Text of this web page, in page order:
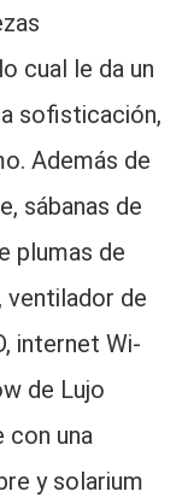
cual le da un
sofisticación,
Además de
sábanas de
plumas de
ventilador de
internet Wi-
de Lujo
con una
y solarium